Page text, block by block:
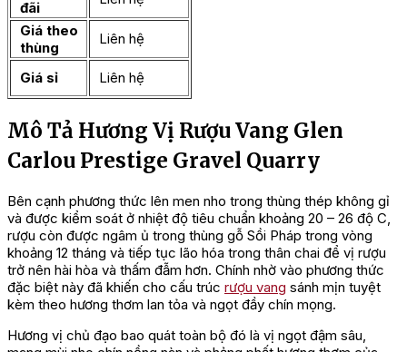
đãi
Giá theo
thùng
Liên hệ
Giá sỉ Liên hệ
Mô Tả Hương Vị Rượu Vang Glen
Carlou Prestige Gravel Quarry
Bên cạnh phương thức lên men nho trong thùng thép không gỉ
và được kiểm soát ở nhiệt độ tiêu chuẩn khoảng 20 – 26 độ C,
rượu còn được ngâm ủ trong thùng gỗ Sồi Pháp trong vòng
khoảng 12 tháng và tiếp tục lão hóa trong thân chai để vị rượu
trở nên hài hòa và thấm đẫm hơn. Chính nhờ vào phương thức
đặc biệt này đã khiến cho cấu trúc rượu vang sánh mịn tuyệt
kèm theo hương thơm lan tỏa và ngọt đầy chín mọng.
Hương vị chủ đạo bao quát toàn bộ đó là vị ngọt đậm sâu,